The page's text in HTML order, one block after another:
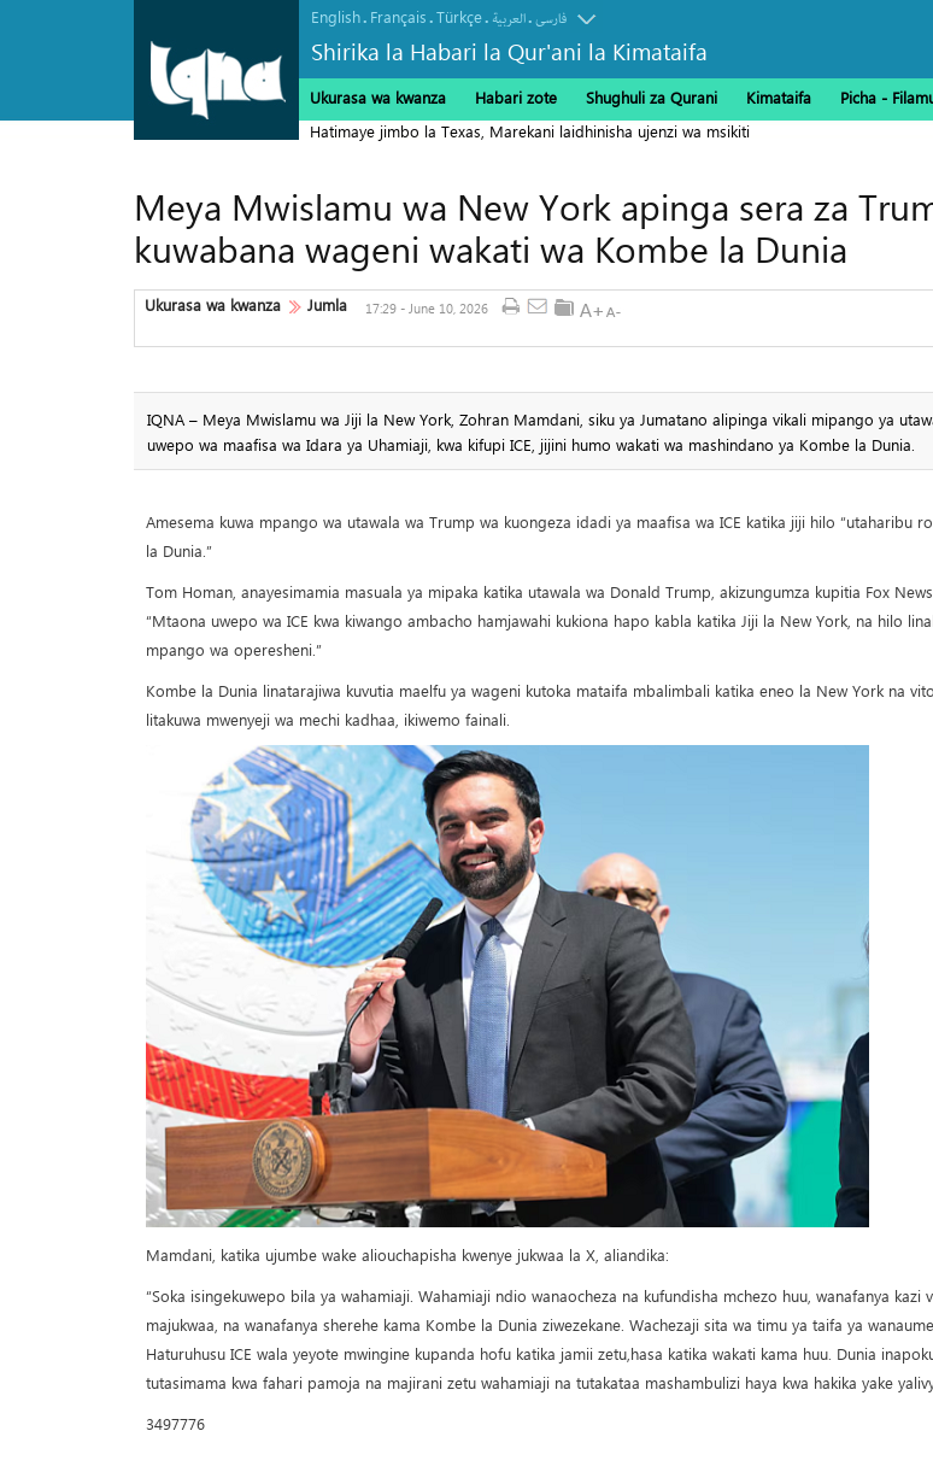
English. Français.Türkçe. العربیة.فارسی
Shirika la Habari la Qur'ani la Kimataifa
Ukurasa wa kwanza Habari zote Shughuli za Qurani Kimataifa Picha‎ -
Meya Mwislamu wa New York apinga sera za
kuwabana wageni wakati wa Kombe la Dunia
Ukurasa wa kwanza Jumla
17:29 - June 10, 2026
IQNA – Meya Mwislamu wa Jiji la New York, Zohran Mamdani, siku ya Jumatano alipinga vikali mipango ya
uwepo wa maafisa wa Idara ya Uhamiaji, kwa kifupi ICE, jijini humo wakati wa mashindano ya Kombe la Dunia.
Amesema kuwa mpango wa utawala wa Trump wa kuongeza idadi ya maafisa wa ICE katika jiji hilo “utaharibu
la Dunia.”
Tom Homan, anayesimamia masuala ya mipaka katika utawala wa Donald Trump, akizungumza kupitia Fox
“Mtaona uwepo wa ICE kwa kiwango ambacho hamjawahi kukiona hapo kabla katika Jiji la New York, na hilo
mpango wa operesheni.”
Kombe la Dunia linatarajiwa kuvutia maelfu ya wageni kutoka mataifa mbalimbali katika eneo la New York na
litakuwa mwenyeji wa mechi kadhaa, ikiwemo fainali.
Mamdani, katika ujumbe wake aliouchapisha kwenye jukwaa la X, aliandika:
“Soka isingekuwepo bila ya wahamiaji. Wahamiaji ndio wanaocheza na kufundisha mchezo huu, wanafanya kazi
majukwaa, na wanafanya sherehe kama Kombe la Dunia ziwezekane. Wachezaji sita wa timu ya taifa ya
Haturuhusu ICE wala yeyote mwingine kupanda hofu katika jamii zetu,hasa katika wakati kama huu. Dunia
tutasimama kwa fahari pamoja na majirani zetu wahamiaji na tutakataa mashambulizi haya kwa hakika yake
3497776